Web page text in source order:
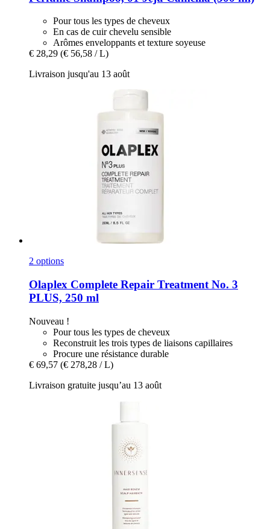
Pour tous les types de cheveux
En cas de cuir chevelu sensible
Arômes enveloppants et texture soyeuse
€ 28,29 (€ 56,58 / L)
Livraison jusqu'au 13 août
2 options
Olaplex Complete Repair Treatment No. 3
PLUS, 250 ml
Nouveau !
Pour tous les types de cheveux
Reconstruit les trois types de liaisons capillaires
Procure une résistance durable
€ 69,57 (€ 278,28 / L)
Livraison gratuite jusqu’au 13 août